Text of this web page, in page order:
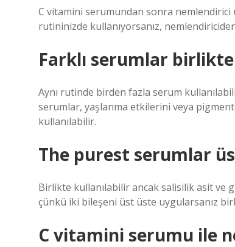
C vitamini serumundan sonra nemlendirici
rutininizde kullanıyorsanız,
Farklı serumlar birlikte
Aynı rutinde birden fazla serum
serumlar, yaşlanma etkilerini veya
kullanılabilir.
The purest serumlar
Birlikte kullanılabilir ancak salisilik asit ve
çünkü iki bileşeni üst üste uygularsanız
C vitamini serumu ile